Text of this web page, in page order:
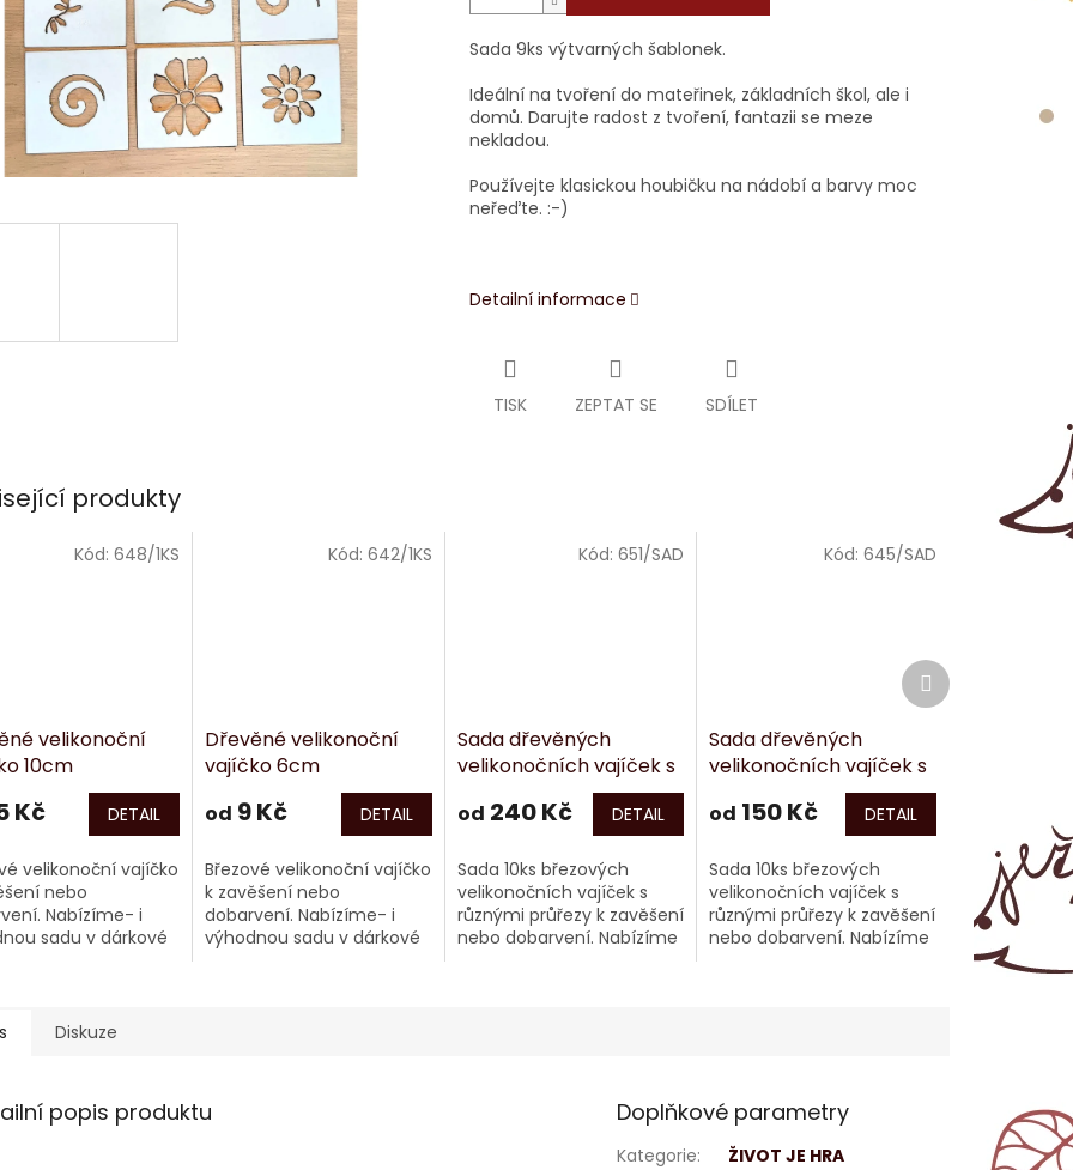
Sada 9ks výtvarných šablonek.
Ideální na tvoření do mateřinek, základních škol, ale i
domů. Darujte radost z tvoření, fantazii se meze
nekladou.
Používejte klasickou houbičku na nádobí a barvy moc
neřeďte. :-)
Detailní informace
TISK ZEPTAT SE SDÍLET
produkty
velikonoční
10cm
Kč DETAIL
velikonoční vajíčko
nebo
Nabízíme- i
sadu v dárkové
Kód: 648/1KS
Dřevěné velikonoční
vajíčko 6cm
od 9 Kč DETAIL
Březové velikonoční vajíčko
k zavěšení nebo
dobarvení. Nabízíme- i
výhodnou sadu v dárkové
Kód: 642/1KS
Sada dřevěných
velikonočních vajíček s
od 240 Kč DETAIL
Sada 10ks březových
velikonočních vajíček s
různými průřezy k zavěšení
nebo dobarvení. Nabízíme
Kód:651/SAD
Sada dřevěných
velikonočních vajíček s
od 150 Kč DETAIL
Sada 10ks březových
velikonočních vajíček s
různými průřezy k zavěšení
nebo dobarvení. Nabízíme
Kód: 645/SAD
Další
produkt
Diskuze
popis produktu Doplňkové parametry
Kategorie:
ŽIVOT JE HRA